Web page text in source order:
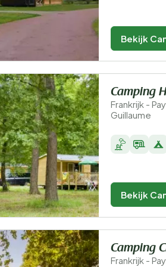
Bekijk
Camping
Frankrijk -
Guillaume
Bekijk
Camping
Frankrijk -